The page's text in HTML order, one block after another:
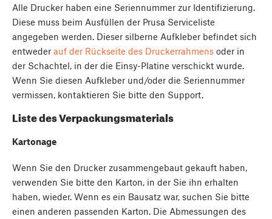
Alle Drucker haben eine Seriennummer zur Identifizierung.
Diese muss beim Ausfüllen der Prusa Serviceliste
angegeben werden. Dieser silberne Aufkleber befindet sich
entweder auf der Rückseite des Druckerrahmens oder in
der Schachtel, in der die Einsy-Platine verschickt wurde.
Wenn Sie diesen Aufkleber und/oder die Seriennummer
vermissen, kontaktieren Sie bitte den Support.
Liste des Verpackungsmaterials
Kartonage
Wenn Sie den Drucker zusammengebaut gekauft haben,
verwenden Sie bitte den Karton, in der Sie ihn erhalten
haben, wieder. Wenn es ein Bausatz war, suchen Sie bitte
einen anderen passenden Karton. Die Abmessungen des